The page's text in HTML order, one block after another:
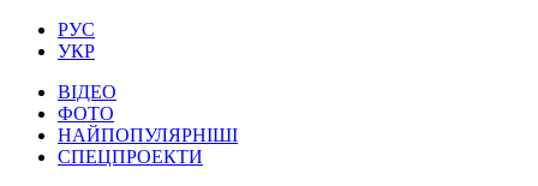
РУС
УКР
ВІДЕО
ФОТО
НАЙПОПУЛЯРНІШІ
СПЕЦПРОЕКТИ